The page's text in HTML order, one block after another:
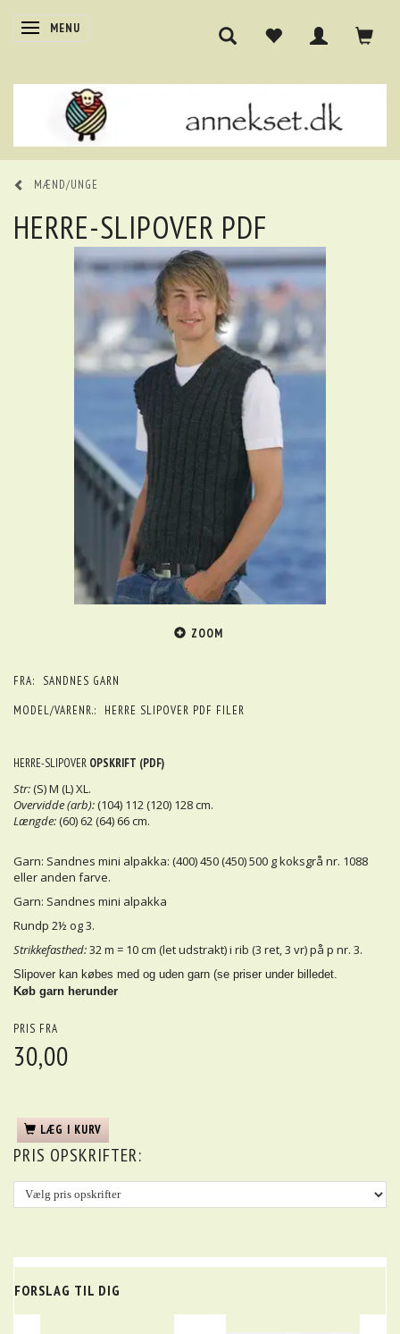
SKIFTE NAVIGATION
MENU
MÆND/UNGE
HERRE-SLIPOVER PDF
ZOOM
FRA:
SANDNES GARN
MODEL/VARENR.:
HERRE SLIPOVER PDF FILER
HERRE-SLIPOVER OPSKRIFT (PDF)
Str:(S) M (L) XL.
Overvidde (arb):(104) 112 (120) 128 cm.
Længde:(60) 62 (64) 66 cm.
Garn: Sandnes mini alpakka: (400) 450 (450) 500 g koksgrå nr. 1088
eller anden farve.
Garn: Sandnes mini alpakka
Rundp 2½ og 3.
Strikkefasthed:32 m = 10 cm (let udstrakt) i rib (3 ret, 3 vr) på p nr. 3.
Slipover kan købes med og uden garn (se priser under billedet.
Køb garn herunder
PRIS FRA
30,00
LÆG I KURV
PRIS OPSKRIFTER:
FORSLAG TIL DIG